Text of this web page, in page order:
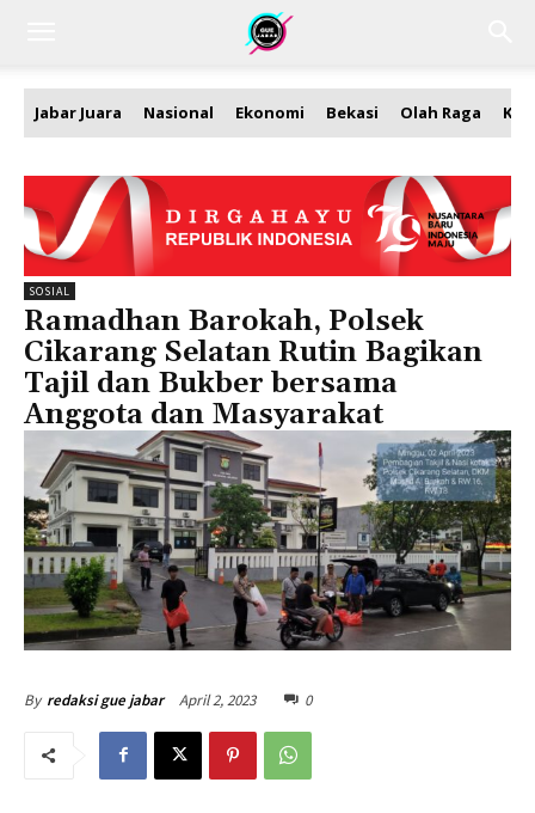
Jabar Juara Nasional Ekonomi Bekasi Olah Raga
SOSIAL
Ramadhan Barokah, Polsek
Cikarang Selatan Rutin Bagikan
Tajil dan Bukber bersama
Anggota dan Masyarakat
By redaksi gue jabar April 2, 2023 0